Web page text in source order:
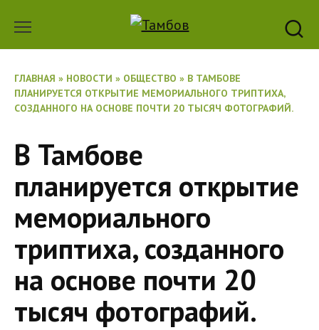
содержанию
ГЛАВНАЯ » НОВОСТИ » ОБЩЕСТВО » В ТАМБОВЕ
ПЛАНИРУЕТСЯ ОТКРЫТИЕ МЕМОРИАЛЬНОГО ТРИПТИХА,
СОЗДАННОГО НА ОСНОВЕ ПОЧТИ 20 ТЫСЯЧ ФОТОГРАФИЙ.
В Тамбове
планируется открытие
мемориального
триптиха, созданного
на основе почти 20
тысяч фотографий.